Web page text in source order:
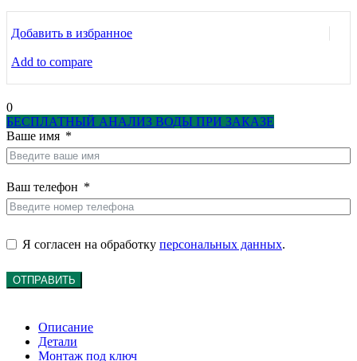
Добавить в избранное
Add to compare
0
БЕСПЛАТНЫЙ АНАЛИЗ ВОДЫ ПРИ ЗАКАЗЕ
Ваше имя
Ваш телефон
Я согласен на обработку персональных данных.
ОТПРАВИТЬ
Описание
Детали
Монтаж под ключ